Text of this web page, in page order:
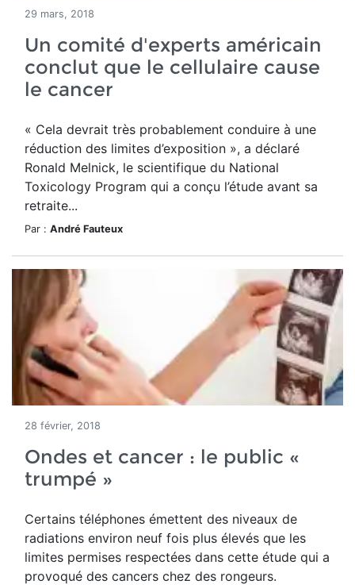
29 mars, 2018
Un comité d'experts américain
conclut que le cellulaire cause
le cancer
« Cela devrait très probablement conduire à une
réduction des limites d’exposition », a déclaré
Ronald Melnick, le scientifique du National
Toxicology Program qui a conçu l’étude avant sa
retraite...
Par : André Fauteux
28 février, 2018
Ondes et cancer : le public «
trumpé »
Certains téléphones émettent des niveaux de
radiations environ neuf fois plus élevés que les
limites permises respectées dans cette étude qui a
provoqué des cancers chez des rongeurs.